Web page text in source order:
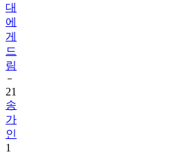
대
에
게
드
림
21
송
가
인
1